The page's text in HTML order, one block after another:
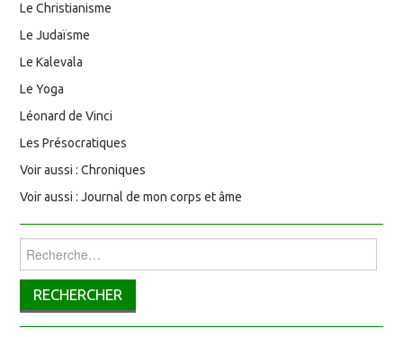
Le Christianisme
Le Judaïsme
Le Kalevala
Le Yoga
Léonard de Vinci
Les Présocratiques
Voir aussi : Chroniques
Voir aussi : Journal de mon corps et âme
Rechercher :